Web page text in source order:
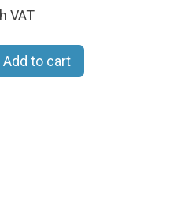
VAT
Add to cart